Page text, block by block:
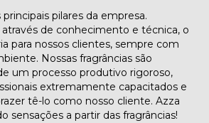
pilares da empresa.
de conhecimento e técnica, o
para nossos clientes, sempre com
Nossas fragrâncias são
um processo produtivo rigoroso,
extremamente capacitados e
tê-lo como nosso cliente. Azza
sensações a partir das fragrâncias!